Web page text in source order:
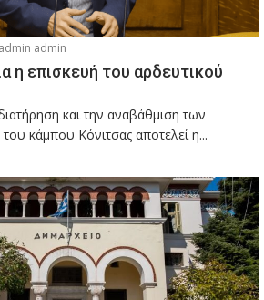
admin admin
η επισκευή του αρδευτικού
και την αναβάθμιση των
κάμπου Κόνιτσας αποτελεί η...